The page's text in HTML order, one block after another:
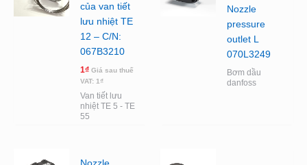
của van tiết
lưu nhiệt TE
12 – C/N:
067B3210
1₫ Giá sau thuế
VAT: 1₫
Van tiết lưu
nhiệt TE 5 - TE
55
Nozzle
pressure
outlet L
070L3249
Bơm dầu
danfoss